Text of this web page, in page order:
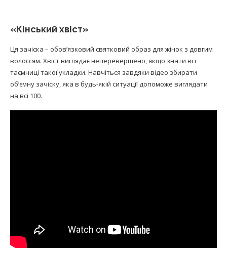
«Кінський хвіст»
Ця зачіска – обов’язковий святковий образ для жінок з довгим
волоссям. Хвіст виглядає неперевершено, якщо знати всі
таємниці такої укладки. Навчіться завдяки відео збирати
об’ємну зачіску, яка в будь-якій ситуації допоможе виглядати
на всі 100.